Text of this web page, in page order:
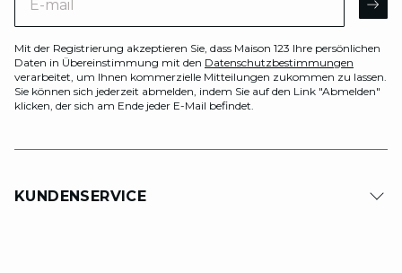
Mit der Registrierung akzeptieren Sie, dass Maison 123 Ihre persönlichen
Daten in Übereinstimmung mit den Datenschutzbestimmungen
verarbeitet, um Ihnen kommerzielle Mitteilungen zukommen zu lassen.
Sie können sich jederzeit abmelden, indem Sie auf den Link "Abmelden"
klicken, der sich am Ende jeder E-Mail befindet.
KUNDENSERVICE